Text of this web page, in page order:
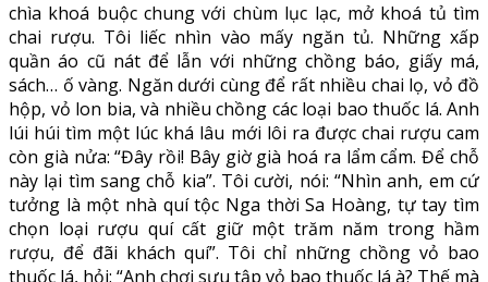
chìa khoá buộc chung với chùm lục lạc, mở khoá tủ tìm
chai rượu. Tôi liếc nhìn vào mấy ngăn tủ. Những xấp
quần áo cũ nát để lẫn với những chồng báo, giấy má,
sách… ố vàng. Ngăn dưới cùng để rất nhiều chai lọ, vỏ đồ
hộp, vỏ lon bia, và nhiều chồng các loại bao thuốc lá. Anh
lúi húi tìm một lúc khá lâu mới lôi ra được chai rượu cam
còn già nửa: “Đây rồi! Bây giờ già hoá ra lẩm cẩm. Để chỗ
này lại tìm sang chỗ kia”. Tôi cười, nói: “Nhìn anh, em cứ
tưởng là một nhà quí tộc Nga thời Sa Hoàng, tự tay tìm
chọn loại rượu quí cất giữ một trăm năm trong hầm
rượu, để đãi khách quí”. Tôi chỉ những chồng vỏ bao
thuốc lá, hỏi: “Anh chơi sưu tập vỏ bao thuốc lá à? Thế mà